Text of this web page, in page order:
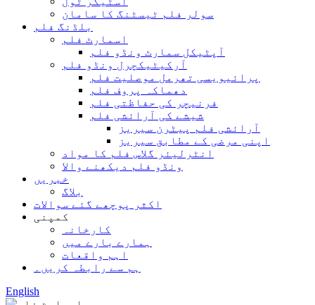
سولر فلم ٹیسٹنگ کا سامان
بلڈنگ فلم
اسمارٹ فلم
آپٹیکل سمارٹ ونڈو فلم
آرکیٹیکچرل ونڈو فلم
پرائیویسی تھرمل موصلیت فلم
دھماکہ پروف فلم
فرنیچر کی حفاظتی فلم
شیشے کی آرائشی فلم
آرائشی فلم پیٹرن سیریز
اپنی مرضی کے مطابق سیریز
انٹرلیئر گلاس فلم کا مواد
ونڈو فلم دیکھنے والا
خبریں
بلاگ
اکثر پوچھے گئے سوالات
کمپنی
کارخانہ
ہمارے بارے میں
اہم واقعات
ہم سے رابطہ کریں۔
English